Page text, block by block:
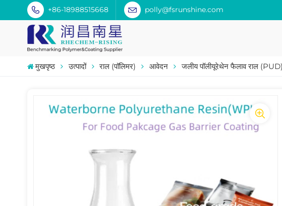
+86-18988515668 polly@fsrunshine.com
मुखपृष्ठ उत्पादों राल (पॉलिमर) आवेदन जलीय पॉलीयूरेथेन फैलाव राल (PUD)